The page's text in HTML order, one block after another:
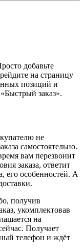
добавьте
на страницу
позиций и
заказ».
не
самостоятельно.
вам перезвонит
заказа, ответит
его особенностей. А
получив
укомплектовав
на
Получает
телефон и ждёт